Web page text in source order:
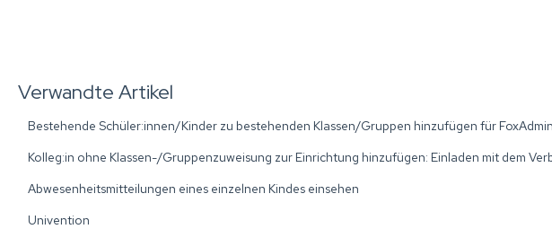
Verwandte Artikel
Bestehende Schüler:innen/Kinder zu bestehenden Klassen/Gruppen hinzufügen für
Kolleg:in ohne Klassen-/Gruppenzuweisung zur Einrichtung hinzufügen: Einladen mit dem
Abwesenheitsmitteilungen eines einzelnen Kindes einsehen
Univention